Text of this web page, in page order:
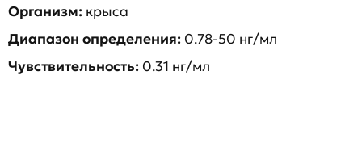
Организм: крыса
Диапазон определения: 0.78-50 нг/мл
Чувствительность: 0.31 нг/мл